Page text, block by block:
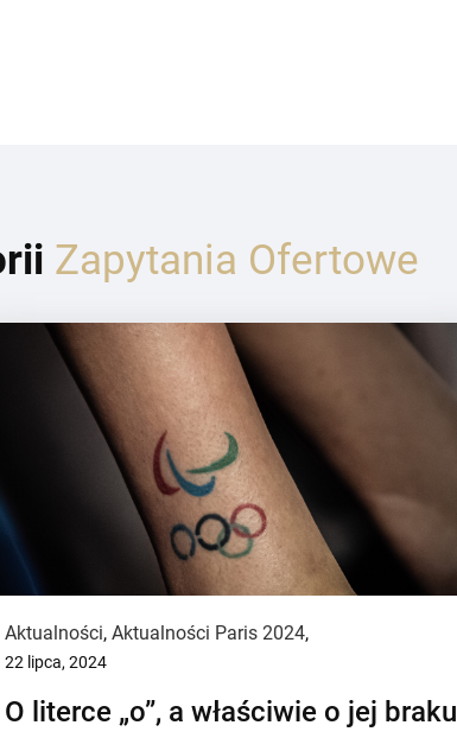
Zapytania Ofertowe
Aktualności,Aktualności Paris 2024,
22 lipca, 2024
O literce „o”, a właściwie o jej braku